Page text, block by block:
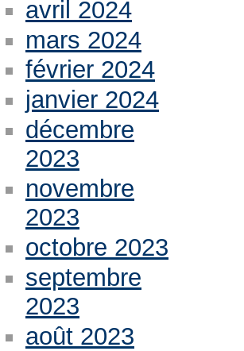
avril 2024
mars 2024
février 2024
janvier 2024
décembre
2023
novembre
2023
octobre 2023
septembre
2023
août 2023